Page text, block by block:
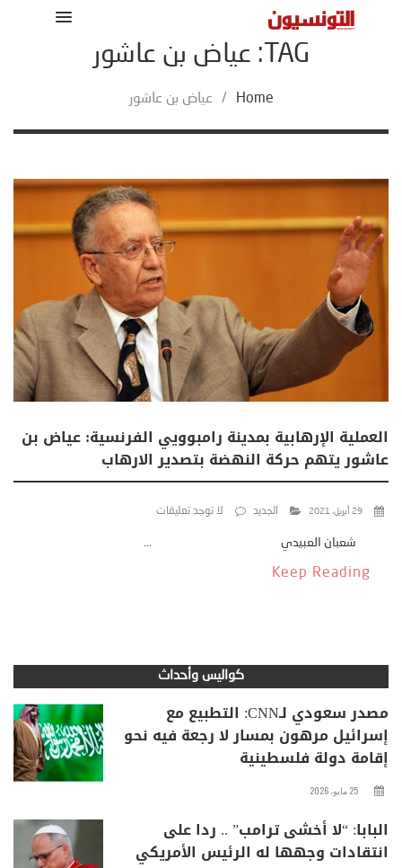
TAG: عياض بن عاشور
Home
/ عياض بن عاشور
العملية الإرهابية بمدينة رامبوويي الفرنسية: عياض بن
عاشور يتهم حركة النهضة بتصدير الارهاب
29 أبريل، 2021 الجديد لا توجد تعليقات
شعبان العبيدي ...
Keep Reading
كواليس وأحداث
مصدر سعودي لـCNN: التطبيع مع
إسرائيل مرهون بمسار لا رجعة فيه نحو
إقامة دولة فلسطينية
25 مايو، 2026
البابا: “لا أخشى ترامب” .. ردا على
انتقادات وجهها له الرئيس الأمريكي